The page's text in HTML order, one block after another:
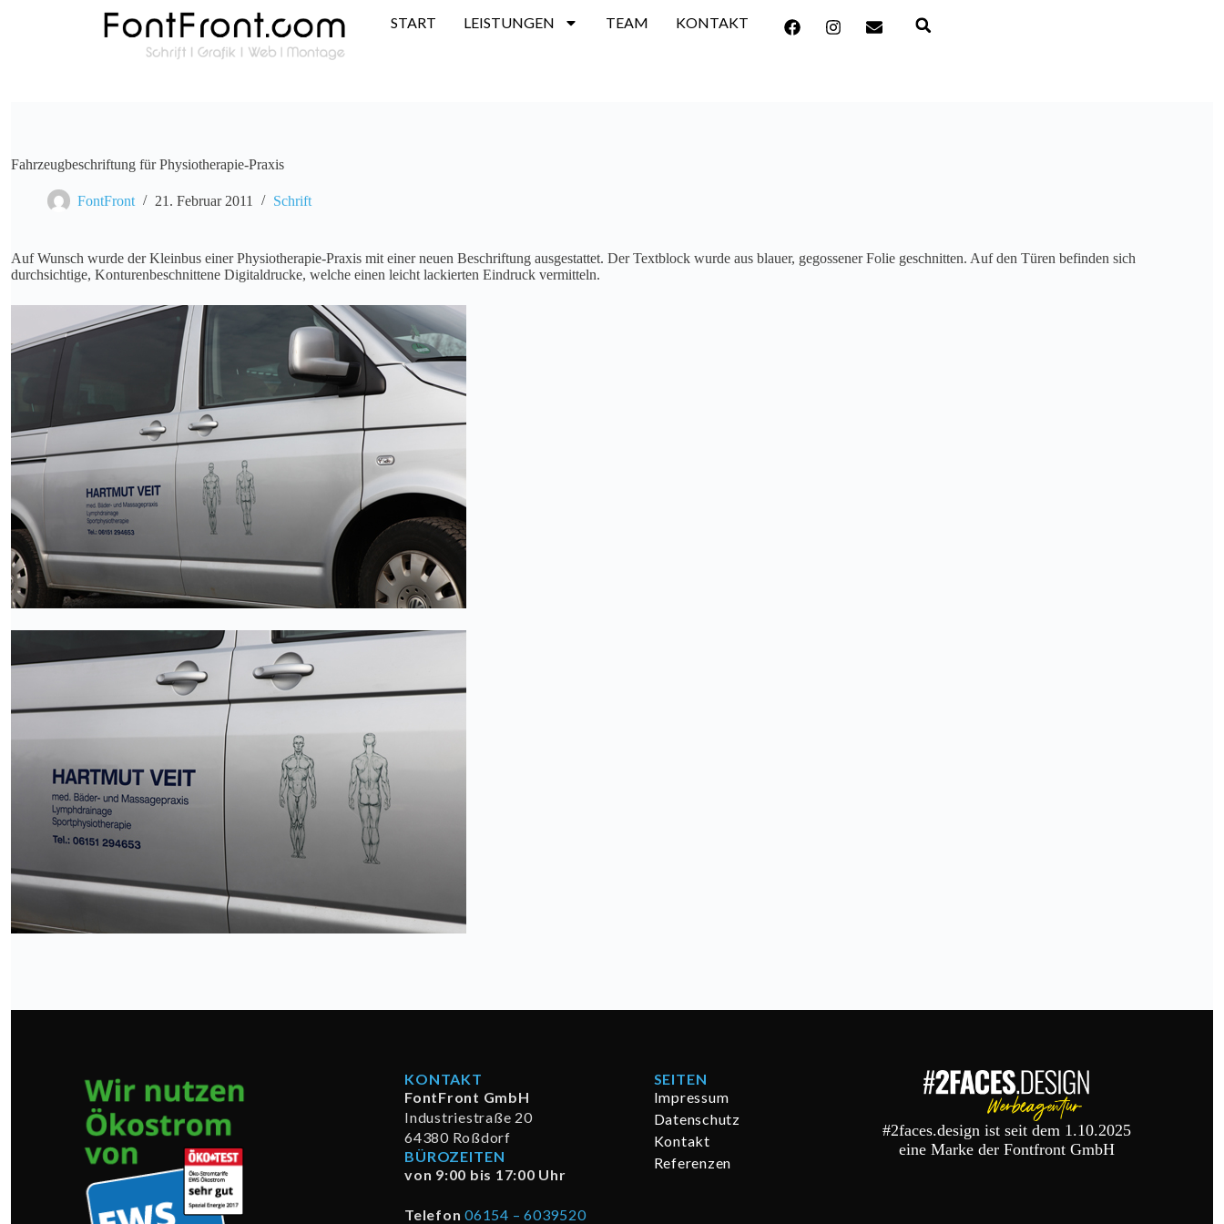
START LEISTUNGEN TEAM KONTAKT
Fahrzeugbeschriftung für Physiotherapie-Praxis
FontFront 21. Februar 2011 Schrift
Auf Wunsch wurde der Kleinbus einer Physiotherapie-Praxis mit einer neuen Beschriftung ausgestattet. Der Textblock wurde aus blauer, gegossener Folie geschnitten. Auf den Türen befinden sich
durchsichtige, Konturenbeschnittene Digitaldrucke, welche einen leicht lackierten Eindruck vermitteln.
KONTAKT
FontFront GmbH
Industriestraße 20
64380 Roßdorf
BÜROZEITEN
von 9:00 bis 17:00 Uhr
Telefon 06154 – 6039520
SEITEN
Impressum
Datenschutz
Kontakt
Referenzen
#2faces.design ist seit dem 1.10.2025
eine Marke der Fontfront GmbH